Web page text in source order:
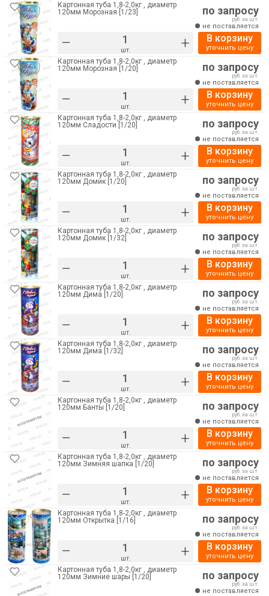
Картонная туба 1,8-2,0кг , диаметр
120мм Морозная [1/23]
– шт. +
по запросу
руб. за шт.
не поставляется
В корзину
уточнить цену
Картонная туба 1,8-2,0кг , диаметр
120мм Морозная [1/20]
– шт. +
по запросу
руб. за шт.
не поставляется
В корзину
уточнить цену
Картонная туба 1,8-2,0кг , диаметр
120мм Сладости [1/20]
– шт. +
по запросу
руб. за шт.
не поставляется
В корзину
уточнить цену
Картонная туба 1,8-2,0кг , диаметр
120мм Домик [1/20]
– шт. +
по запросу
руб. за шт.
не поставляется
В корзину
уточнить цену
Картонная туба 1,8-2,0кг , диаметр
120мм Домик [1/32]
– шт. +
по запросу
руб. за шт.
не поставляется
В корзину
уточнить цену
Картонная туба 1,8-2,0кг , диаметр
120мм Дима [1/20]
– шт. +
по запросу
руб. за шт.
не поставляется
В корзину
уточнить цену
Картонная туба 1,8-2,0кг , диаметр
120мм Дима [1/32]
– шт. +
по запросу
руб. за шт.
не поставляется
В корзину
уточнить цену
Картонная туба 1,8-2,0кг , диаметр
120мм Банты [1/20]
– шт. +
по запросу
руб. за шт.
не поставляется
В корзину
уточнить цену
Картонная туба 1,8-2,0кг , диаметр
120мм Зимняя шапка [1/20]
– шт. +
по запросу
руб. за шт.
не поставляется
В корзину
уточнить цену
Картонная туба 1,8-2,0кг , диаметр
120мм Открытка [1/16]
– шт. +
по запросу
руб. за шт.
не поставляется
В корзину
уточнить цену
Картонная туба 1,8-2,0кг , диаметр
120мм Зимние шары [1/20]
по запросу
руб. за шт.
не поставляется